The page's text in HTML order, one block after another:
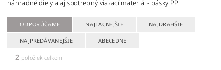
náhradné diely a aj spotrebný viazací materiál - pásky PP.
ODPORÚČAME NAJLACNEJŠIE NAJDRAHŠIE
NAJPREDÁVANEJŠIE ABECEDNE
2 položiek celkom